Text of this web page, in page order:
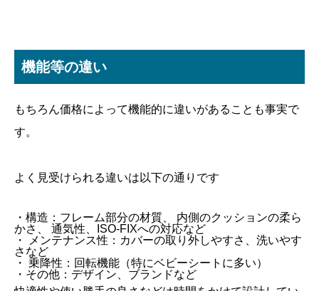
機能等の違い
もちろん価格によって機能的に違いがあることも事実で
す。
よく見受けられる違いは以下の通りです
・構造：フレーム部分の材質、 内側のクッションの柔ら
かさ、 通気性、ISO-FIXへの対応など
・ メンテナンス性：カバーの取り外しやすさ、洗いやす
さなど
・ 乗降性：回転機能（特にベビーシートに多い）
・その他：デザイン、ブランドなど